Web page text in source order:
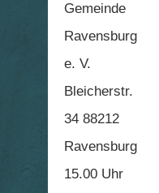
Gemeinde
Ravensburg
e. V.
Bleicherstr.
34 88212
Ravensburg
15.00 Uhr